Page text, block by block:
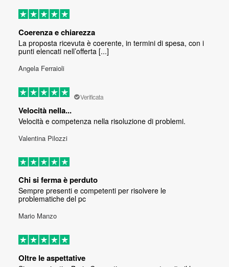
Coerenza e chiarezza
La proposta ricevuta è coerente, in termini di spesa, con i
punti elencati nell’offerta [...]
Angela Ferraioli
Verificata
Velocità nella...
Velocità e competenza nella risoluzione di problemi.
Valentina Pilozzi
Chi si ferma è perduto
Sempre presenti e competenti per risolvere le
problematiche del pc
Mario Manzo
Oltre le aspettative